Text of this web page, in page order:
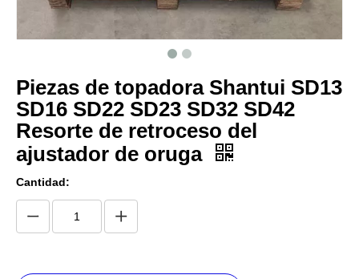
Piezas de topadora Shantui SD13
SD16 SD22 SD23 SD32 SD42
Resorte de retroceso del
ajustador de oruga
Cantidad: